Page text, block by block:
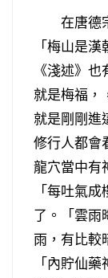
在唐德宗
「梅山是
《淺述》
就是梅福，
就是剛剛進
修行人都會
龍穴當中有
「每吐氣
了。「雲雨
雨，有比較
「內貯仙